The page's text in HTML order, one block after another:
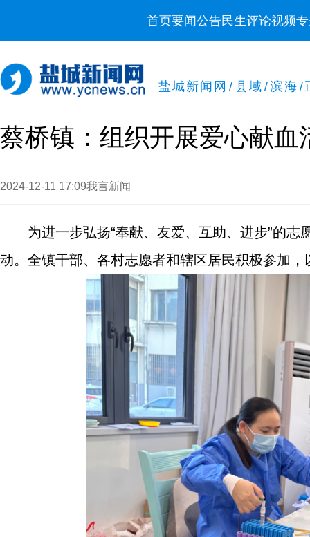
首页要闻公告民生评论视频
盐城新闻网 / 县域 / 滨海 /
蔡桥镇：组织开展爱心献血
2024-12-11 17:09我言新闻
为进一步弘扬“奉献、友爱、互助、进步”的
动。全镇干部、各村志愿者和辖区居民积极参加